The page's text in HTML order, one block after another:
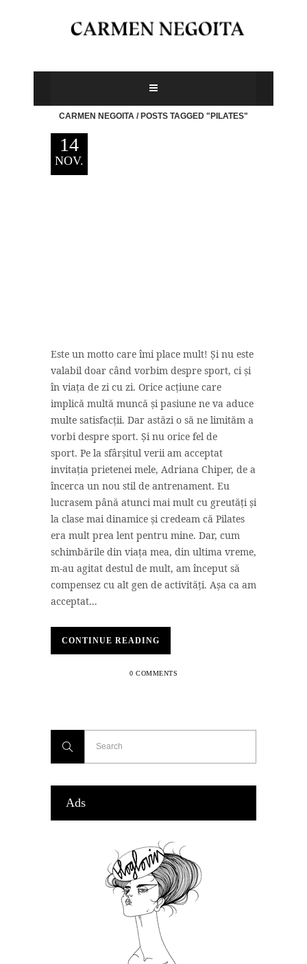
CARMEN NEGOITA /POSTS TAGGED "PILATES"
14
NOV.
Este un motto care îmi place mult! Și nu este
valabil doar când vorbim despre sport, ci și
în viața de zi cu zi. Orice acțiune care
implică multă muncă și pasiune ne va aduce
multe satisfacții. Dar astăzi o să ne limităm a
vorbi despre sport. Și nu orice fel de
sport. Pe la sfârșitul verii am acceptat
invitația prietenei mele, Adriana Chiper, de a
încerca un nou stil de antrenament. Eu
lucrasem până atunci mai mult cu greutăți și
la clase mai dinamice și credeam că Pilates
era mult prea lent pentru mine. Dar, cum
schimbările din viața mea, din ultima vreme,
m-au agitat destul de mult, am început să
compensez cu alt gen de activități. Așa ca am
acceptat...
CONTINUE READING
0 COMMENTS
Ads